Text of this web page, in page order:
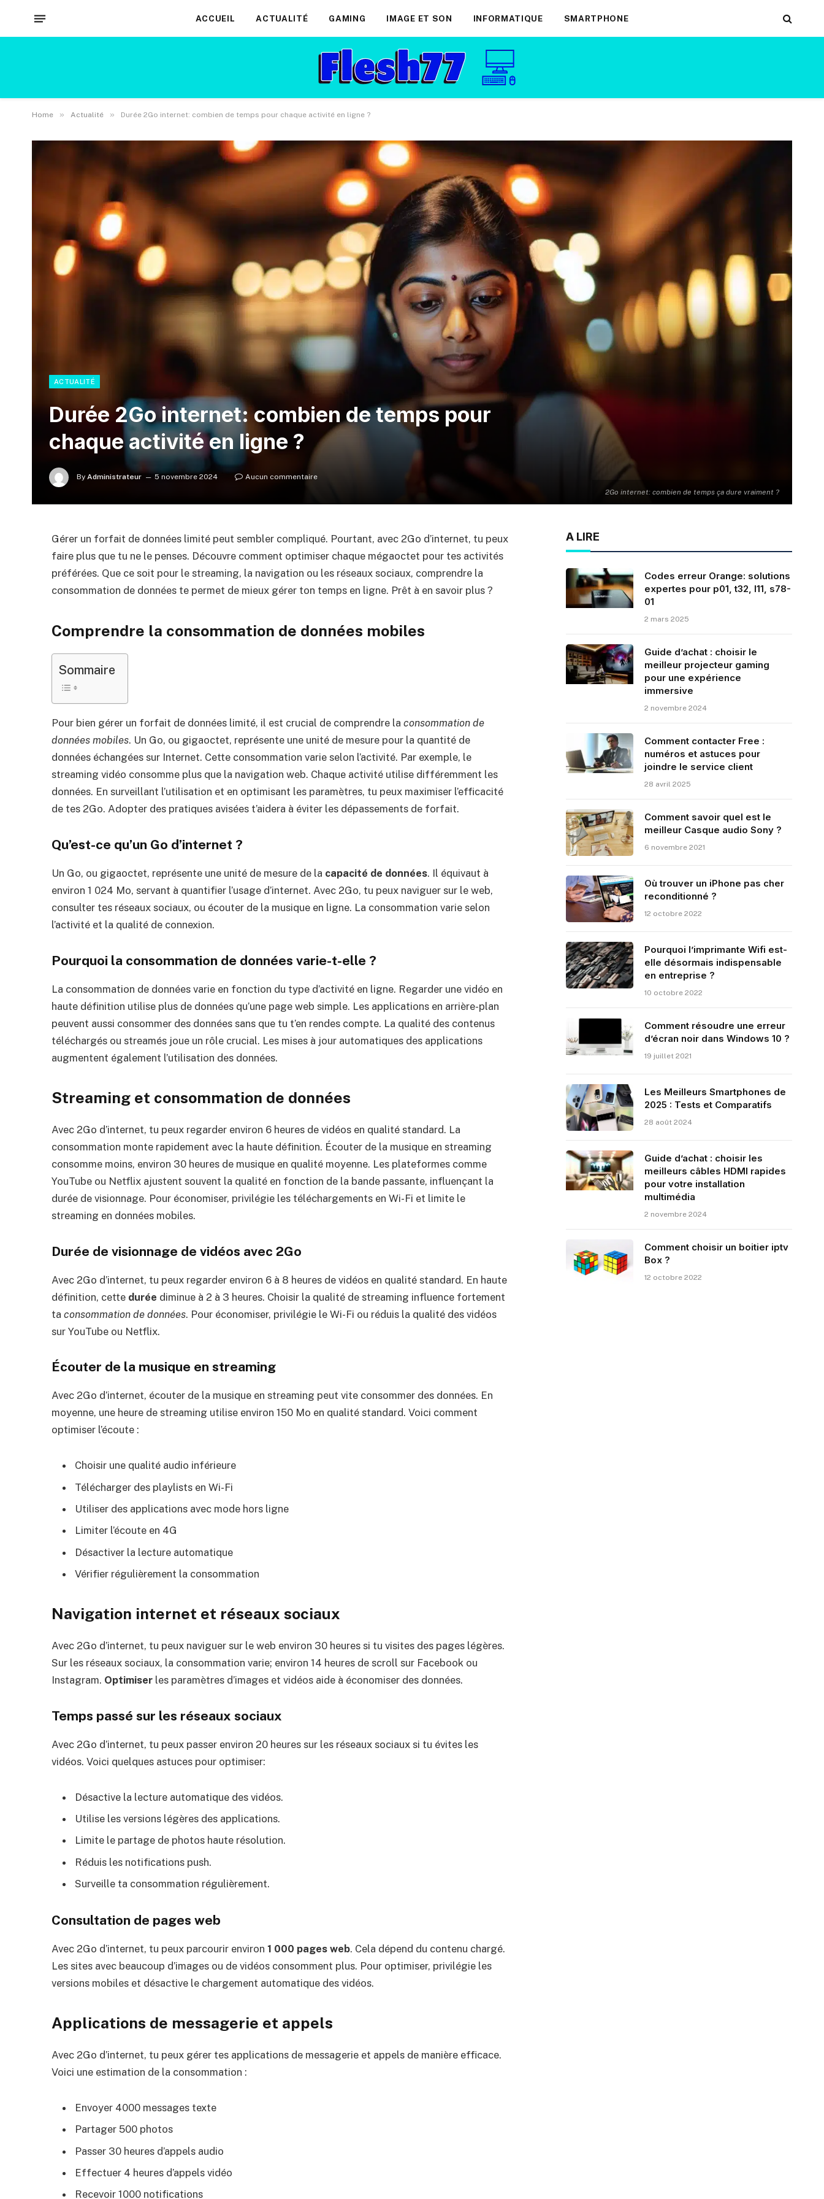
ACCUEIL ACTUALITÉ GAMING IMAGE ET SON INFORMATIQUE SMARTPHONE
Home » Actualité » Durée 2Go internet: combien de temps pour chaque activité en ligne ?
2Go internet: combien de temps ça dure vraiment ?
ACTUALITÉ
Durée 2Go internet: combien de temps pour
chaque activité en ligne ?
By Administrateur 5 novembre 2024 Aucun commentaire
Gérer un forfait de données limité peut sembler compliqué. Pourtant, avec 2Go d’internet, tu peux
faire plus que tu ne le penses. Découvre comment optimiser chaque mégaoctet pour tes activités
préférées. Que ce soit pour le streaming, la navigation ou les réseaux sociaux, comprendre la
consommation de données te permet de mieux gérer ton temps en ligne. Prêt à en savoir plus ?
Comprendre la consommation de données mobiles
Sommaire
Pour bien gérer un forfait de données limité, il est crucial de comprendre laconsommation de
données mobiles. Un Go, ou gigaoctet, représente une unité de mesure pour la quantité de
données échangées sur Internet. Cette consommation varie selon l’activité. Par exemple, le
streaming vidéo consomme plus que la navigation web. Chaque activité utilise différemment les
données. En surveillant l’utilisation et en optimisant les paramètres, tu peux maximiser l’efficacité
de tes 2Go. Adopter des pratiques avisées t’aidera à éviter les dépassements de forfait.
Qu’est-ce qu’un Go d’internet ?
Un Go, ou gigaoctet, représente une unité de mesure de la capacité de données. Il équivaut à
environ 1 024 Mo, servant à quantifier l’usage d’internet. Avec 2Go, tu peux naviguer sur le web,
consulter tes réseaux sociaux, ou écouter de la musique en ligne. La consommation varie selon
l’activité et la qualité de connexion.
Pourquoi la consommation de données varie-t-elle ?
La consommation de données varie en fonction du type d’activité en ligne. Regarder une vidéo en
haute définition utilise plus de données qu’une page web simple. Les applications en arrière-plan
peuvent aussi consommer des données sans que tu t’en rendes compte. La qualité des contenus
téléchargés ou streamés joue un rôle crucial. Les mises à jour automatiques des applications
augmentent également l’utilisation des données.
Streaming et consommation de données
Avec 2Go d’internet, tu peux regarder environ 6 heures de vidéos en qualité standard. La
consommation monte rapidement avec la haute définition. Écouter de la musique en streaming
consomme moins, environ 30 heures de musique en qualité moyenne. Les plateformes comme
YouTube ou Netflix ajustent souvent la qualité en fonction de la bande passante, influençant la
durée de visionnage. Pour économiser, privilégie les téléchargements en Wi-Fi et limite le
streaming en données mobiles.
Durée de visionnage de vidéos avec 2Go
Avec 2Go d’internet, tu peux regarder environ 6 à 8 heures de vidéos en qualité standard. En haute
définition, cette durée diminue à 2 à 3 heures. Choisir la qualité de streaming influence fortement
taconsommation de données. Pour économiser, privilégie le Wi-Fi ou réduis la qualité des vidéos
sur YouTube ou Netflix.
Écouter de la musique en streaming
Avec 2Go d’internet, écouter de la musique en streaming peut vite consommer des données. En
moyenne, une heure de streaming utilise environ 150 Mo en qualité standard. Voici comment
optimiser l’écoute :
Choisir une qualité audio inférieure
Télécharger des playlists en Wi-Fi
Utiliser des applications avec mode hors ligne
Limiter l’écoute en 4G
Désactiver la lecture automatique
Vérifier régulièrement la consommation
Navigation internet et réseaux sociaux
Avec 2Go d’internet, tu peux naviguer sur le web environ 30 heures si tu visites des pages légères.
Sur les réseaux sociaux, la consommation varie; environ 14 heures de scroll sur Facebook ou
Instagram. Optimiser les paramètres d’images et vidéos aide à économiser des données.
Temps passé sur les réseaux sociaux
Avec 2Go d’internet, tu peux passer environ 20 heures sur les réseaux sociaux si tu évites les
vidéos. Voici quelques astuces pour optimiser:
Désactive la lecture automatique des vidéos.
Utilise les versions légères des applications.
Limite le partage de photos haute résolution.
Réduis les notifications push.
Surveille ta consommation régulièrement.
Consultation de pages web
Avec 2Go d’internet, tu peux parcourir environ1 000 pages web. Cela dépend du contenu chargé.
Les sites avec beaucoup d’images ou de vidéos consomment plus. Pour optimiser, privilégie les
versions mobiles et désactive le chargement automatique des vidéos.
Applications de messagerie et appels
Avec 2Go d’internet, tu peux gérer tes applications de messagerie et appels de manière efficace.
Voici une estimation de la consommation :
Envoyer 4000 messages texte
Partager 500 photos
Passer 30 heures d’appels audio
Effectuer 4 heures d’appels vidéo
Recevoir 1000 notifications
A LIRE
Codes erreur Orange: solutions
expertes pour p01, t32, l11, s78-
01
2 mars 2025
Guide d’achat : choisir le
meilleur projecteur gaming
pour une expérience
immersive
2 novembre 2024
Comment contacter Free :
numéros et astuces pour
joindre le service client
28 avril 2025
Comment savoir quel est le
meilleur Casque audio Sony ?
6 novembre 2021
Où trouver un iPhone pas cher
reconditionné ?
12 octobre 2022
Pourquoi l’imprimante Wifi est-
elle désormais indispensable
en entreprise ?
10 octobre 2022
Comment résoudre une erreur
d’écran noir dans Windows 10 ?
19 juillet 2021
Les Meilleurs Smartphones de
2025 : Tests et Comparatifs
28 août 2024
Guide d’achat : choisir les
meilleurs câbles HDMI rapides
pour votre installation
multimédia
2 novembre 2024
Comment choisir un boitier iptv
Box ?
12 octobre 2022